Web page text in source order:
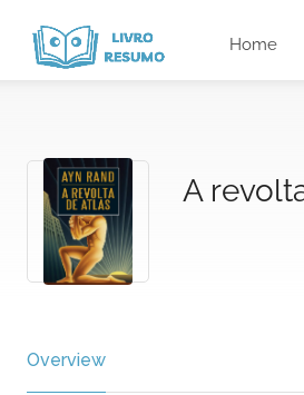
Home
A
Overview